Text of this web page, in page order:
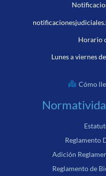
Horario
Lunes a viernes
Cómo
Reglamento
Adición
Reglamento de